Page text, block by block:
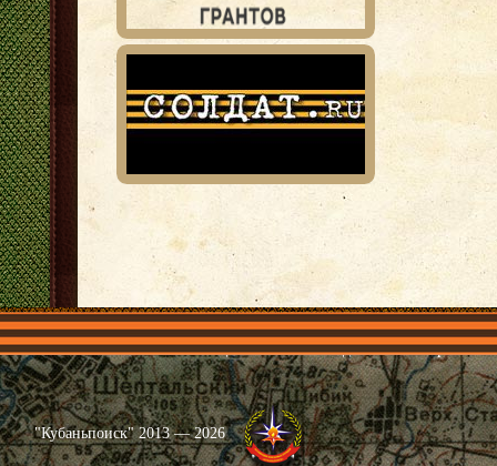
Главная Имена Общественные объединения Проекты
"Кубаньпоиск" 2013 — 2026